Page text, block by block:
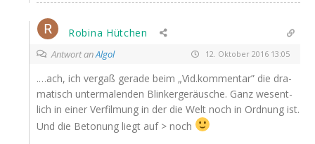
Robina Hütchen
Antwort anAlgol 12. Oktober 2016 13:05
.…ach, ich ver­gaß gera­de beim „Vid.kommentar” die dra­
ma­tisch unter­ma­len­den Blin­ker­ge­räu­sche. Ganz wesent­
lich in einer Ver­fil­mung in der die Welt noch in Ord­nung ist.
Und die Beto­nung liegt auf > noch